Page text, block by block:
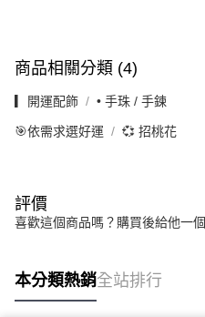
商品相關分類 (4)
▎開運配飾 • 手珠 / 手鍊
🎯依需求選好運 💞 招桃花
評價
喜歡這個商品嗎？購買後給他一
本分類熱銷全站排行